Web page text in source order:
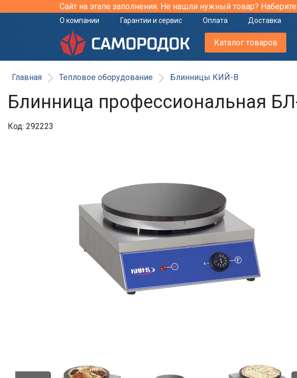
Сайт на этапе заполнения. Не нашли нужный товар? Наберите
О компании Гарантии и сервис Оплата Доставка
Каталог товаров
Главная Тепловое оборудование Блинницы КИЙ-В
Блинница профессиональная
Код: 292223